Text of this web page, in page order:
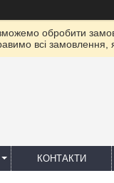
обробити
всі
КОНТАКТИ